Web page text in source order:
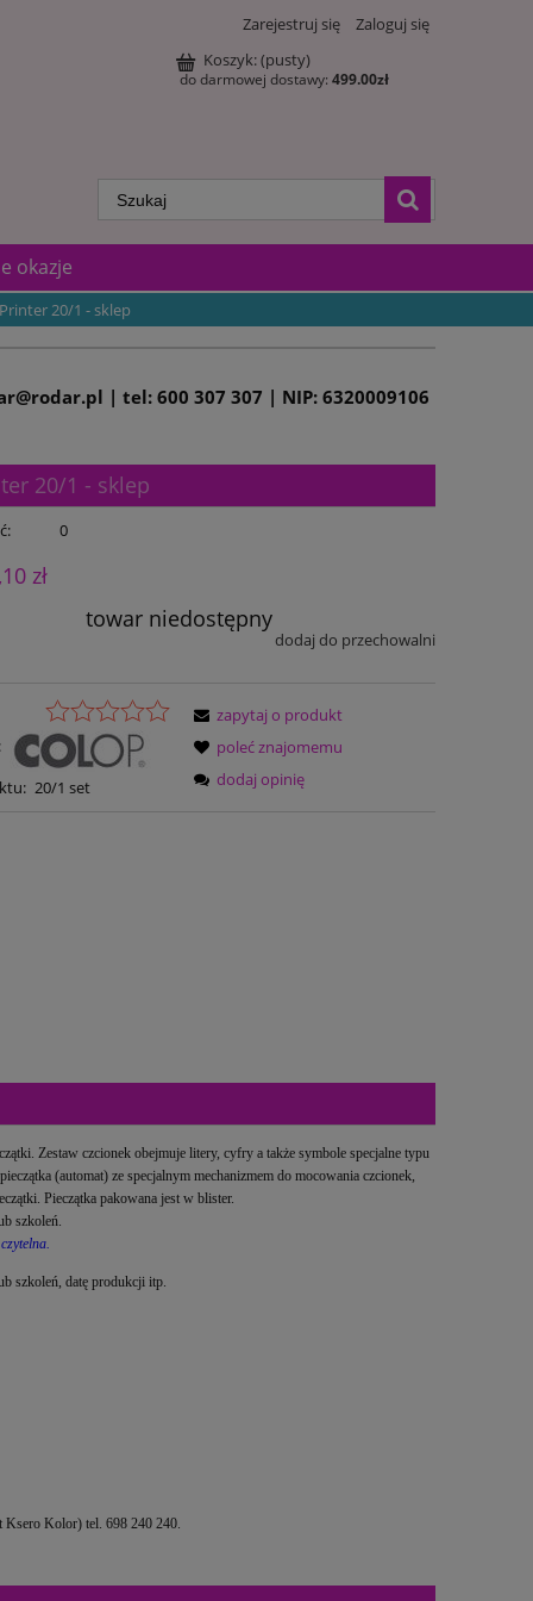
Zarejestruj się
Zaloguj się
Koszyk:(pusty)
do darmowej dostawy: 499.00zł
okazje
20/1 - sklep
| tel: 600 307 307 | NIP: 6320009106
20/1 - sklep
0
zł
towar niedostępny
dodaj do przechowalni
20/1 set
zapytaj o produkt
poleć znajomemu
dodaj opinię
Zestaw czcionek obejmuje litery, cyfry a także symbole specjalne typu
(automat) ze specjalnym mechanizmem do mocowania czcionek,
Pieczątka pakowana jest w blister.
szkoleń.
szkoleń, datę produkcji itp.
Ksero Kolor) tel. 698 240 240.